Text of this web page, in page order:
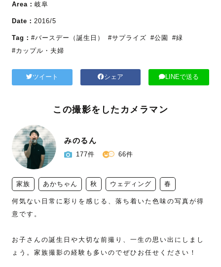
Area： 岐阜
Date： 2016/5
Tag： #バースデー（誕生日） #サプライズ #公園
#緑
#カップル・夫婦
ツイート シェア LINEで送る
この撮影をしたカメラマン
みのるん
177件 66件
家族 あかちゃん 秋 ウェディング 春
何気ない日常に彩りを感じる、落ち着いた色味の写真が得
意です。
お子さんの誕生日や大切な前撮り、一生の思い出にしまし
ょう。家族撮影の経験も多いのでぜひお任せください！